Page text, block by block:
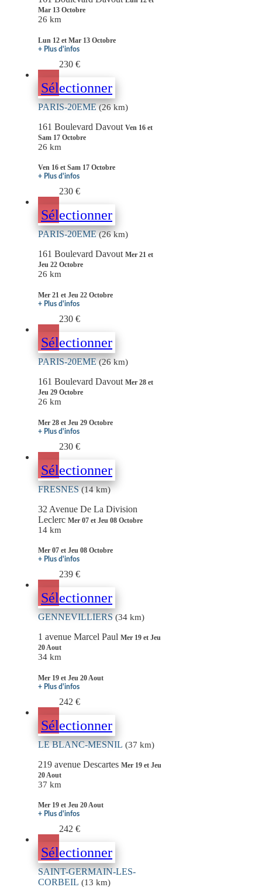
Mar 13 Octobre
26 km
Lun 12 et Mar 13 Octobre
+ Plus d'infos
230 €
Sélectionner
PARIS-20EME(26 km)
161 Boulevard Davout Ven 16 et
Sam 17 Octobre
26 km
Ven 16 et Sam 17 Octobre
+ Plus d'infos
230 €
Sélectionner
PARIS-20EME(26 km)
161 Boulevard Davout Mer 21 et
Jeu 22 Octobre
26 km
Mer 21 et Jeu 22 Octobre
+ Plus d'infos
230 €
Sélectionner
PARIS-20EME(26 km)
161 Boulevard Davout Mer 28 et
Jeu 29 Octobre
26 km
Mer 28 et Jeu 29 Octobre
+ Plus d'infos
230 €
Sélectionner
FRESNES(14 km)
32 Avenue De La Division
Leclerc Mer 07 et Jeu 08 Octobre
14 km
Mer 07 et Jeu 08 Octobre
+ Plus d'infos
239 €
Sélectionner
GENNEVILLIERS (34 km)
1 avenue Marcel Paul Mer 19 et Jeu
20 Aout
34 km
Mer 19 et Jeu 20 Aout
+ Plus d'infos
242 €
Sélectionner
LE BLANC-MESNIL (37 km)
219 avenue Descartes Mer 19 et Jeu
20 Aout
37 km
Mer 19 et Jeu 20 Aout
+ Plus d'infos
242 €
Sélectionner
SAINT-GERMAIN-LES-
CORBEIL (13 km)